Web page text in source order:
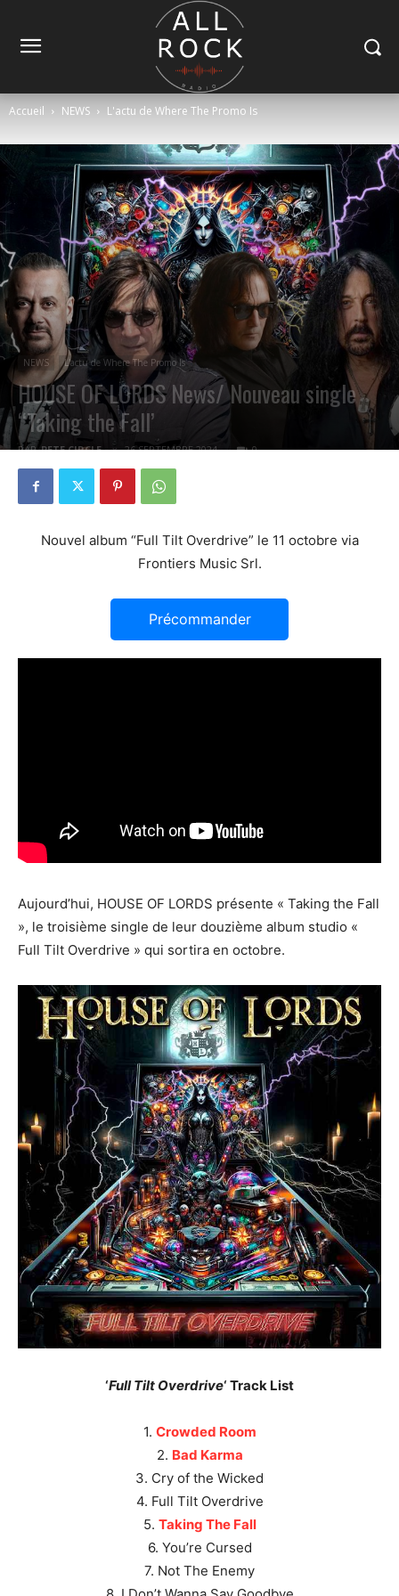
Accueil NEWS L'actu de Where The Promo Is
NEWS L'actu de Where The Promo Is
HOUSE OF LORDS News/ Nouveau single
“Taking the Fall’
PAR PETE CIRCLE 26 SEPTEMBRE 2024 0
Nouvel album “Full Tilt Overdrive” le 11 octobre via
Frontiers Music Srl.
Précommander
Aujourd’hui, HOUSE OF LORDS présente « Taking the Fall
», le troisième single de leur douzième album studio «
Full Tilt Overdrive » qui sortira en octobre.
‘Full Tilt Overdrive‘ Track List
1. Crowded Room
2. Bad Karma
3. Cry of the Wicked
4. Full Tilt Overdrive
5. Taking The Fall
6. You’re Cursed
7. Not The Enemy